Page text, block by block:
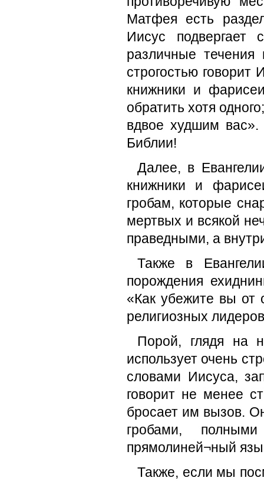
Матфея есть
Иисус подвергает
различные
строгостью
книжники и
обратить хотя
вдвое худшим
Библии!
Далее, в
книжники и
гробам, которые
мертвых и всякой
праведными, а
Также в
порождения
«Как убежите вы от
религиозных
Порой, глядя на
использует очень
словами Иисуса,
говорит не менее
бросает им вызов.
гробами,
прямолиней¬ный
Также, если мы